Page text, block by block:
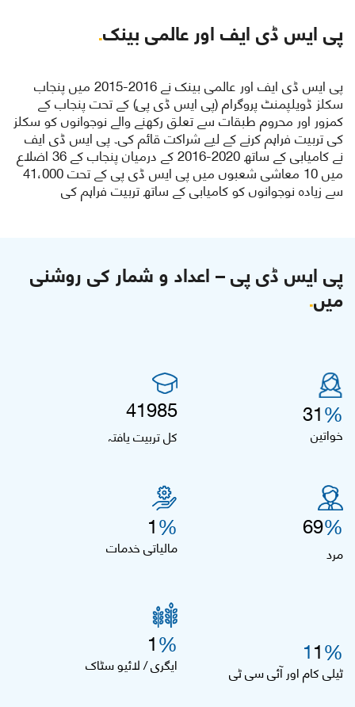
پی ایس ڈی ایف اور عالمی بینک.
پی ایس ڈی ایف اور عالمی بینک نے 2016-2015 میں پنجاب
سکلز ڈویلپمنٹ پروگرام (پی ایس ڈی پی) کے تحت پنجاب کے
کمزور اور محروم طبقات سے تعلق رکھنے والے نوجوانوں کو سکلز
کی تربیت فراہم کرنے کے لیے شراکت قائم کی۔ پی ایس ڈی ایف
نے کامیابی کے ساتھ 2020-2016 کے درمیان پنجاب کے 36 اضلاع
میں 10 معاشی شعبوں میں پی ایس ڈی پی کے تحت 41،000
سے زیادہ نوجوانوں کو کامیابی کے ساتھ تربیت فراہم کی
پی ایس ڈی پی – اعداد و شمار کی روشنی
میں.
31%
خواتین
41,985
کل تربیت یافتہ
69%
مرد
1%
مالیاتی خدمات
11%
ٹیلی کام اور آئی سی ٹی
1%
ایگری / لائیو سٹاک